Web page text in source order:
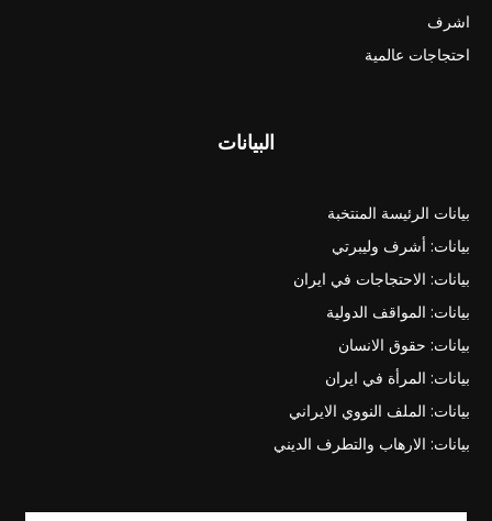
اشرف
احتجاجات عالمية
البيانات
بيانات الرئيسة المنتخبة
بيانات: أشرف وليبرتي
بيانات: الاحتجاجات في ايران
بيانات: المواقف الدولية
بيانات: حقوق الانسان
بيانات: المرأة في ايران
بيانات: الملف النووي الايراني
بيانات: الارهاب والتطرف الديني